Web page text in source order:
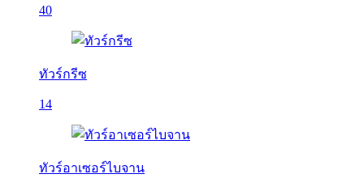
40
ทัวร์กรีซ
14
ทัวร์อาเซอร์ไบจาน